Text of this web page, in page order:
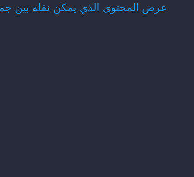
عرض المحتوى الذي يمكن نقله بين